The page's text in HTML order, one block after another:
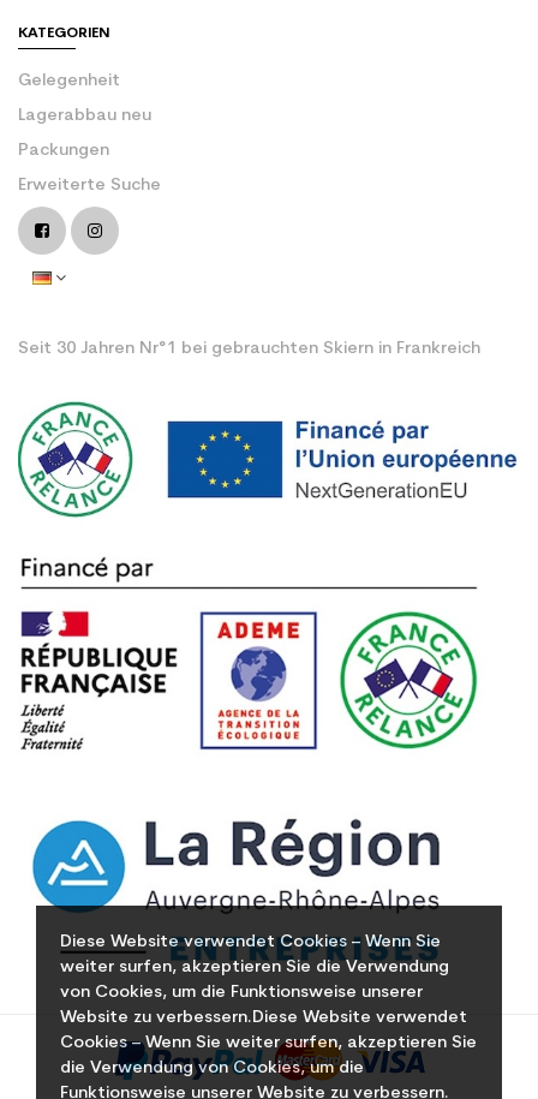
Diese Website verwendet Cookies – Wenn Sie
weiter surfen, akzeptieren Sie die Verwendung
von Cookies, um die Funktionsweise unserer
Website zu verbessern.Diese Website verwendet
Cookies – Wenn Sie weiter surfen, akzeptieren Sie
die Verwendung von Cookies, um die
Funktionsweise unserer Website zu verbessern.
KATEGORIEN
Gelegenheit
Lagerabbau neu
Packungen
Erweiterte Suche
Seit 30 Jahren Nr°1 bei gebrauchten Skiern in Frankreich